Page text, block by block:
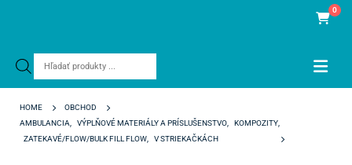
Products
0
HOME
OBCHOD
AMBULANCIA
VÝPLŇOVÉ MATERIÁLY A PRÍSLUŠENSTVO KOMPOZITY
ZATEKAVÉ/FLOW/BULK FILL FLOW
V STRIEKAČKÁCH